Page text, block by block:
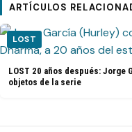
ARTÍCULOS
LOST
LOST 20 años después: Jorge
objetos de la serie